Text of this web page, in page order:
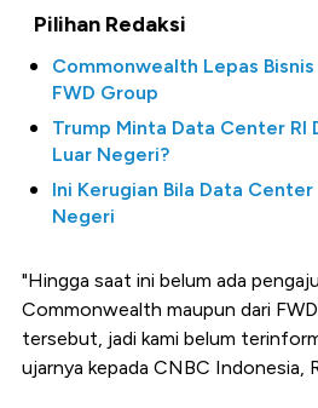
Pilihan Redaksi
Commonwealth Lepas
FWD Group
Trump Minta Data Center RI
Luar Negeri?
Ini Kerugian Bila Data Center
Negeri
"Hingga saat ini belum ada
Commonwealth maupun dari
tersebut, jadi kami belum
ujarnya kepada CNBC Indonesia,